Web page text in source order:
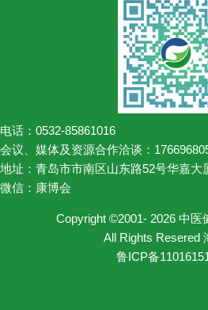
电话：0532-85861016
会议、媒体及资源合作洽谈：
地址：青岛市市南区山东路52号华嘉大
微信：康博会
Copyright ©2001- 2026 中医
All Rights Resered
鲁ICP备